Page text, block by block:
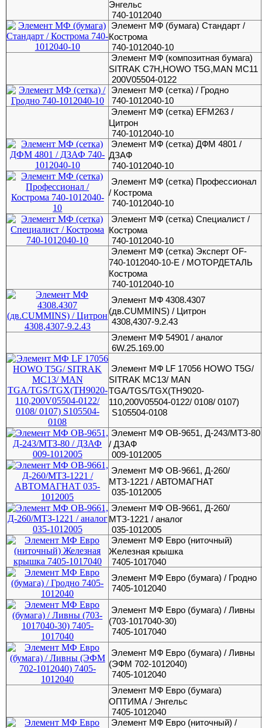
Энгельс
740-1012040
Элемент МФ (бумага) Стандарт /
Кострома
740-1012040-10
Элемент МФ (композитная бумага)
SITRAK C7H,HOWO T5G,MAN MC11
200V05504-0122
Элемент МФ (сетка) / Гродно
740-1012040-10
Элемент МФ (сетка) EFM263 /
Цитрон
740-1012040-10
Элемент МФ (сетка) ДФМ 4801 /
ДЗАФ
740-1012040-10
Элемент МФ (сетка) Профессионал
/ Кострома
740-1012040-10
Элемент МФ (сетка) Специалист /
Кострома
740-1012040-10
Элемент МФ (сетка) Эксперт OF-
740-1012040-10-E / МОТОРДЕТАЛЬ
Кострома
740-1012040-10
Элемент МФ 4308.4307
(дв.CUMMINS) / Цитрон
4308,4307-9.2.43
Элемент МФ 54901 / аналог
6W.25.169.00
Элемент МФ LF 17056 HOWO T5G/
SITRAK MC13/ MAN
TGA/TGS/TGX(TH9020-
110,200V05504-0122/ 0108/ 0107)
S105504-0108
Элемент МФ OB-9651, Д-243/МТЗ-80
/ ДЗАФ
009-1012005
Элемент МФ OB-9661, Д-260/
МТЗ-1221 / АВТОМАГНАТ
035-1012005
Элемент МФ OB-9661, Д-260/
МТЗ-1221 / аналог
035-1012005
Элемент МФ Евро (ниточный)
Железная крышка
7405-1017040
Элемент МФ Евро (бумага) / Гродно
7405-1012040
Элемент МФ Евро (бумага) / Ливны
(703-1017040-30)
7405-1017040
Элемент МФ Евро (бумага) / Ливны
(ЭФМ 702-1012040)
7405-1012040
Элемент МФ Евро (бумага)
ОПТИМА / Энгельс
7405-1012040
Элемент МФ Евро (ниточный) /